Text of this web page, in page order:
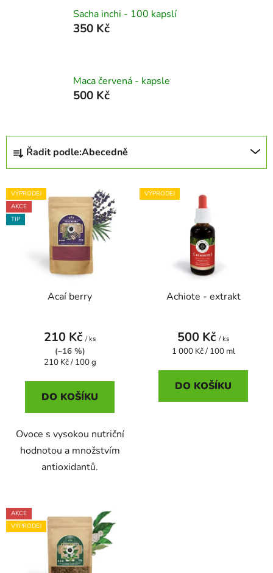
Sacha inchi - 100 kapslí
350 Kč
Maca červená - kapsle
500 Kč
Ř
z
e
n
í
Řadit podle:Abecedně
V
ý
p
VÝPRODEJ
AKCE
TIP
Acaí berry
210 Kč / ks
(–16 %)
Měrná
210 Kč / 100 g
DO KOŠÍKU
Ovoce s vysokou nutriční
hodnotou a množstvím
antioxidantů.
VÝPRODEJ
Achiote - extrakt
500 Kč / ks
Měrná
1 000 Kč / 100 ml
DO KOŠÍKU
AKCE
VÝPRODEJ